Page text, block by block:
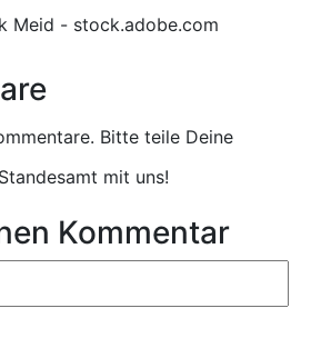
Meid - stock.adobe.com
Bitte teile Deine
mit uns!
Kommentar